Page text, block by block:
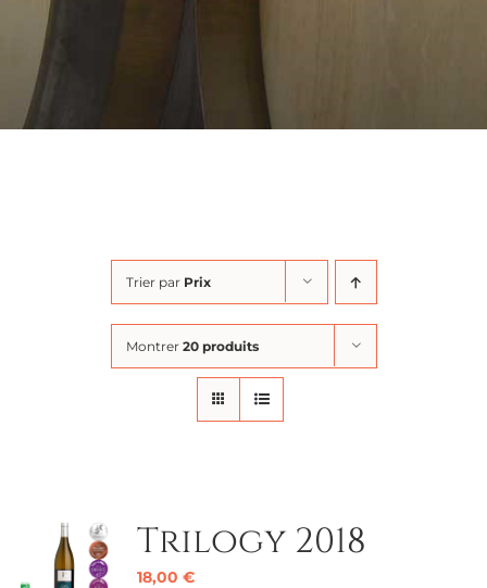
Trier par Prix
Montrer 20 produits
Trilogy 2018
18,00 €